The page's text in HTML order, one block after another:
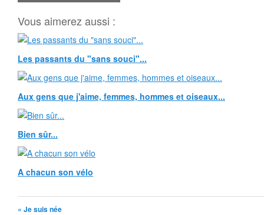
Vous aimerez aussi :
Les passants du "sans souci"...
Aux gens que j'aime, femmes, hommes et oiseaux...
Bien sûr...
A chacun son vélo
« Je suis née